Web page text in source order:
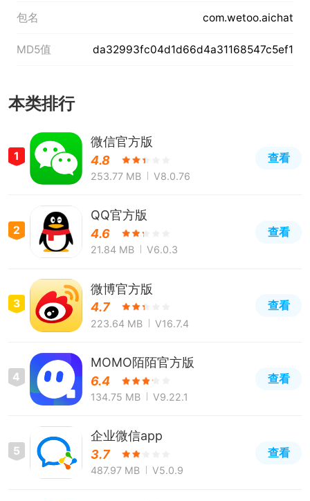
包名 com.wetoo.aichat
MD5值 da32993fc04d1d66d4a31168547c5ef1
本类排行
1
微信官方版
4.8
253.77 MB V8.0.76
查看
2
QQ官方版
4.6
21.84 MB V6.0.3
查看
3
微博官方版
4.7
223.64 MB V16.7.4
查看
4
MOMO陌陌官方版
6.4
134.75 MB V9.22.1
查看
5
企业微信app
3.7
487.97 MB V5.0.9
查看